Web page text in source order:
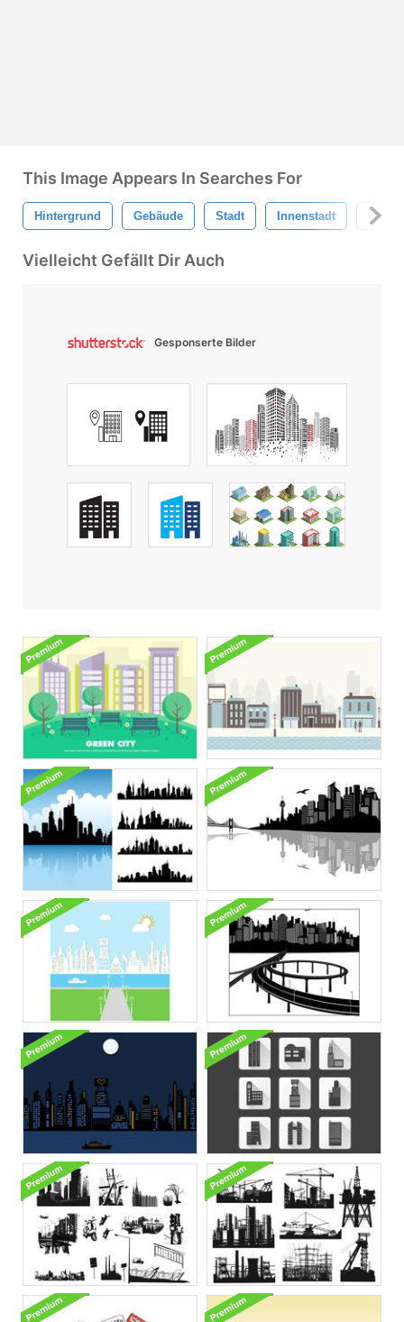
This Image Appears In Searches For
Hintergrund Gebäude Stadt Innenstadt
Vielleicht Gefällt Dir Auch
Gesponserte Bilder